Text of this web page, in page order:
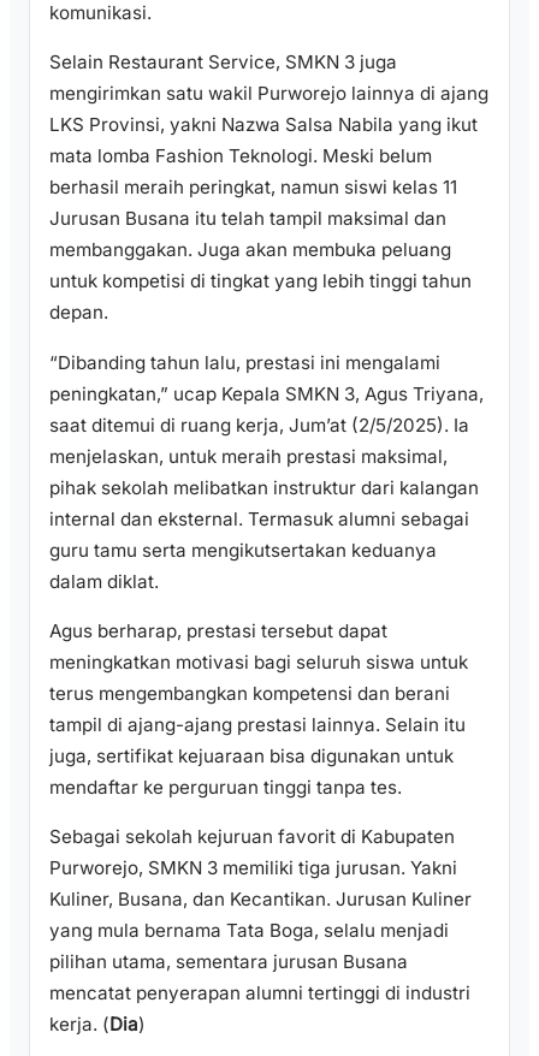
komunikasi.
Selain Restaurant Service, SMKN 3 juga
mengirimkan satu wakil Purworejo lainnya di ajang
LKS Provinsi, yakni Nazwa Salsa Nabila yang ikut
mata lomba Fashion Teknologi. Meski belum
berhasil meraih peringkat, namun siswi kelas 11
Jurusan Busana itu telah tampil maksimal dan
membanggakan. Juga akan membuka peluang
untuk kompetisi di tingkat yang lebih tinggi tahun
depan.
“Dibanding tahun lalu, prestasi ini mengalami
peningkatan,” ucap Kepala SMKN 3, Agus Triyana,
saat ditemui di ruang kerja, Jum’at (2/5/2025). Ia
menjelaskan, untuk meraih prestasi maksimal,
pihak sekolah melibatkan instruktur dari kalangan
internal dan eksternal. Termasuk alumni sebagai
guru tamu serta mengikutsertakan keduanya
dalam diklat.
Agus berharap, prestasi tersebut dapat
meningkatkan motivasi bagi seluruh siswa untuk
terus mengembangkan kompetensi dan berani
tampil di ajang-ajang prestasi lainnya. Selain itu
juga, sertifikat kejuaraan bisa digunakan untuk
mendaftar ke perguruan tinggi tanpa tes.
Sebagai sekolah kejuruan favorit di Kabupaten
Purworejo, SMKN 3 memiliki tiga jurusan. Yakni
Kuliner, Busana, dan Kecantikan. Jurusan Kuliner
yang mula bernama Tata Boga, selalu menjadi
pilihan utama, sementara jurusan Busana
mencatat penyerapan alumni tertinggi di industri
kerja. (Dia)